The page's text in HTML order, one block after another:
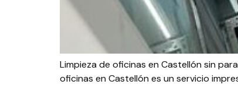
Limpieza de oficinas en Castellón sin
oficinas en Castellón es un servicio